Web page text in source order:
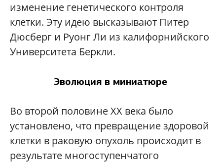
изменение генетического контроля
клетки. Эту идею высказывают Питер
Дюсберг и Руонг Ли из калифорнийского
Университета Беркли.
Эволюция в миниатюре
Во второй половине XX века было
установлено, что превращение здоровой
клетки в раковую опухоль происходит в
результате многоступенчатого